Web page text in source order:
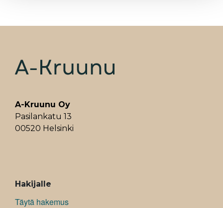
A-Kruunu Oy
Pasilankatu 13
00520 Helsinki
ALAVALIKKO
Hakijalle
Täytä hakemus